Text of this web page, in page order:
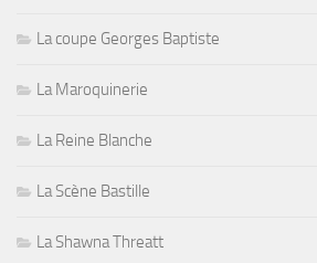
La coupe Georges Baptiste
La Maroquinerie
La Reine Blanche
La Scène Bastille
La Shawna Threatt